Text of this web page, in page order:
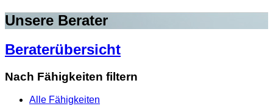
Unsere Berater
Beraterübersicht
Nach Fähigkeiten filtern
Alle Fähigkeiten